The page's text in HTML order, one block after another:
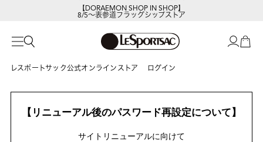
【DORAEMON SHOP IN SHOP】
8/5～表参道フラッグシップストア
レスポートサック公式オンラインストア ログイン
【リニューアル後のパスワード再設定について】
サイトリニューアルに向けて